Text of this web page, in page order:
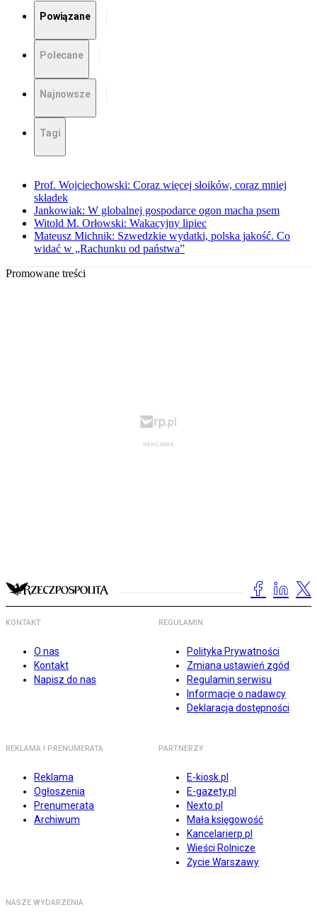
Powiązane
Polecane
Najnowsze
Tagi
Prof. Wojciechowski: Coraz więcej słoików, coraz mniej
składek
Jankowiak: W globalnej gospodarce ogon macha psem
Witold M. Orłowski: Wakacyjny lipiec
Mateusz Michnik: Szwedzkie wydatki, polska jakość. Co
widać w „Rachunku od państwa”
Promowane treści
KONTAKT
O nas
Kontakt
Napisz do nas
REGULAMIN
Polityka Prywatności
Zmiana ustawień zgód
Regulamin serwisu
Informacje o nadawcy
Deklaracja dostępności
REKLAMA I PRENUMERATA
Reklama
Ogłoszenia
Prenumerata
Archiwum
PARTNERZY
E-kiosk.pl
E-gazety.pl
Nexto.pl
Mała księgowość
Kancelarierp.pl
Wieści Rolnicze
Życie Warszawy
NASZE WYDARZENIA